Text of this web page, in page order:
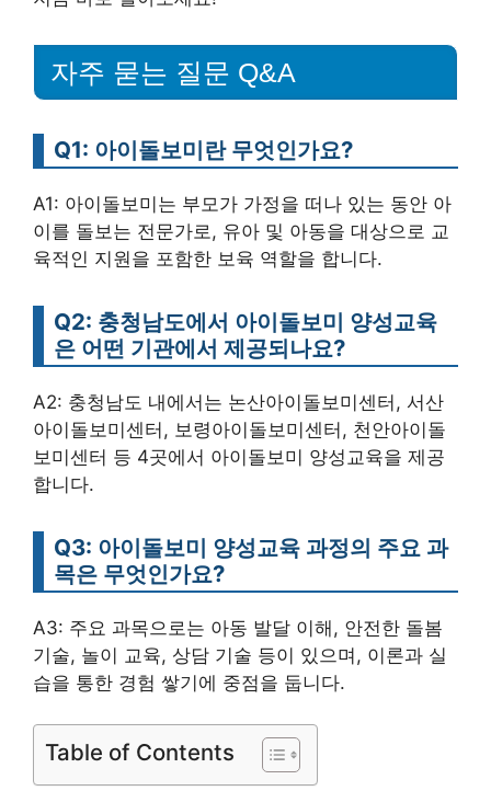
자주 묻는 질문 Q&A
Q1: 아이돌보미란 무엇인가요?
A1: 아이돌보미는 부모가 가정을 떠나 있는 동안 아
이를 돌보는 전문가로, 유아 및 아동을 대상으로 교
육적인 지원을 포함한 보육 역할을 합니다.
Q2: 충청남도에서 아이돌보미 양성교육
은 어떤 기관에서 제공되나요?
A2: 충청남도 내에서는 논산아이돌보미센터, 서산
아이돌보미센터, 보령아이돌보미센터, 천안아이돌
보미센터 등 4곳에서 아이돌보미 양성교육을 제공
합니다.
Q3: 아이돌보미 양성교육 과정의 주요 과
목은 무엇인가요?
A3: 주요 과목으로는 아동 발달 이해, 안전한 돌봄
기술, 놀이 교육, 상담 기술 등이 있으며, 이론과 실
습을 통한 경험 쌓기에 중점을 둡니다.
Table of Contents